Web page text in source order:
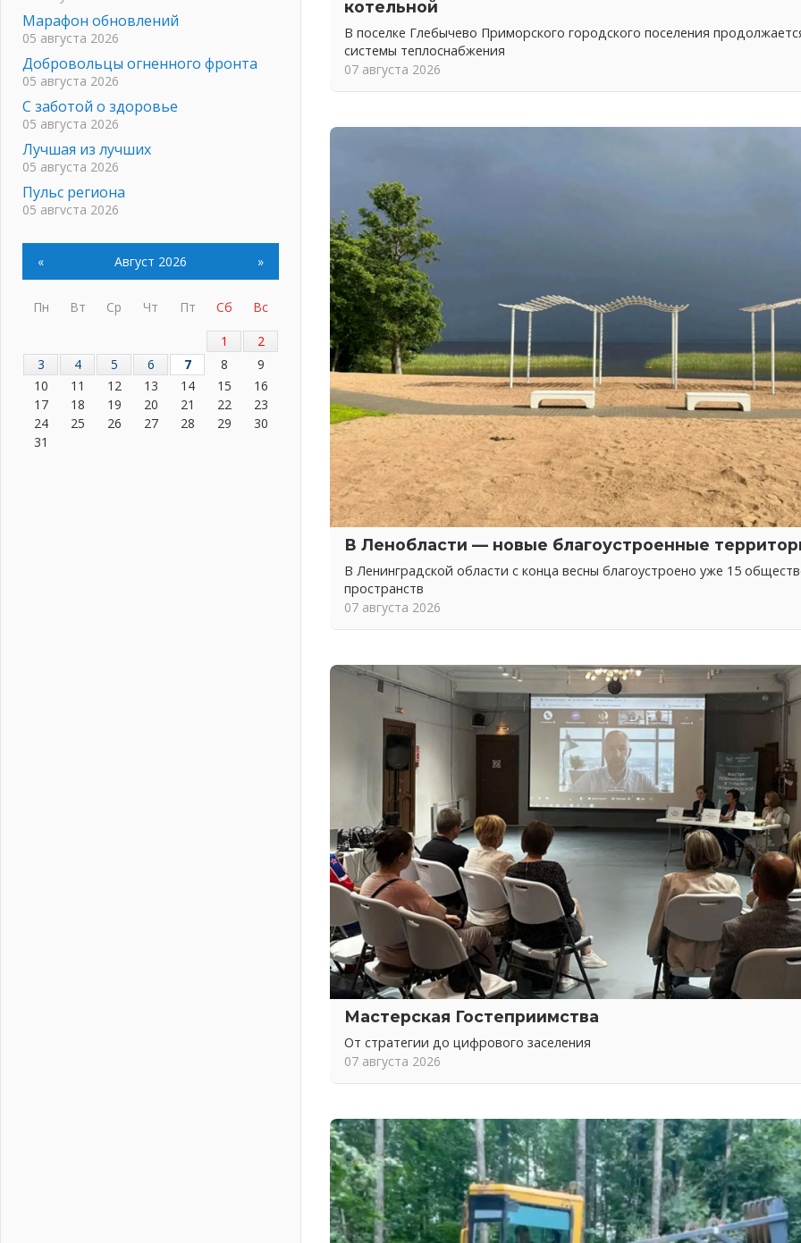
котельной
В поселке Глебычево Приморского городского поселения
системы теплоснабжения
07 августа 2026
В Ленобласти — новые благоустроенные
В Ленинградской области с конца весны благоустроено уже 15
пространств
07 августа 2026
Мастерская Гостеприимства
От стратегии до цифрового заселения
07 августа 2026
Марафон обновлений
05 августа 2026
Добровольцы огненного фронта
05 августа 2026
С заботой о здоровье
05 августа 2026
Лучшая из лучших
05 августа 2026
Пульс региона
05 августа 2026
каждого ведомства и
муниципалитета»
Вдохновлять, просвещать и
Не оставят в беде
05 августа 2026
На лидирующих позициях
04 августа 2026
« Август 2026 »
Пн Вт Ср Чт Пт Сб
Вс
1
2
3
4 5 6 7 8
9
10
11 12 13 14 15
16
17
18 19 20 21 22
23
24
25 26 27 28 29
30
31